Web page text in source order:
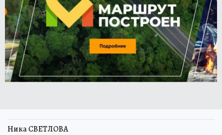
Ника СВЕТЛОВА